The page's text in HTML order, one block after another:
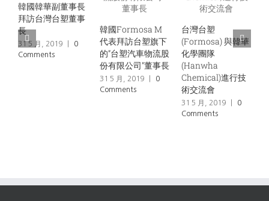
韓國韓華副董事長
拜訪台灣台塑董事
長
31 5 月, 2019
0
Comments
韓國Formosa M
代表拜訪台塑旗下
的”台塑汽車物流股
份有限公司”董事長
31 5 月, 2019
0
Comments
台灣台塑
(Formosa) 與韓華
化學團隊
(Hanwha
Chemical)進行技
術交流會
31 5 月, 2019
0
Comments